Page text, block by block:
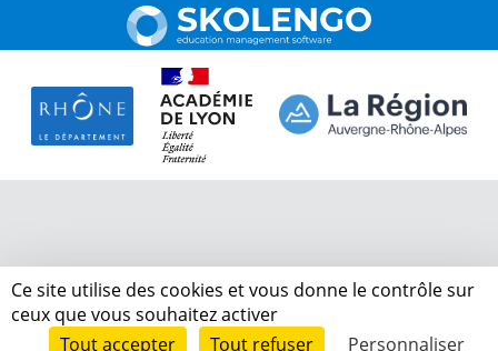
Ce site utilise des cookies et vous donne le contrôle sur
ceux que vous souhaitez activer
Tout accepter
Tout refuser Personnaliser